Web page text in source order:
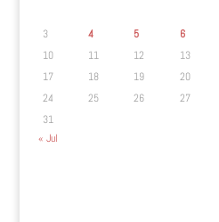
3
4 5 6
10
11 12 13
17
18 19 20
24
25 26 27
31
« Jul